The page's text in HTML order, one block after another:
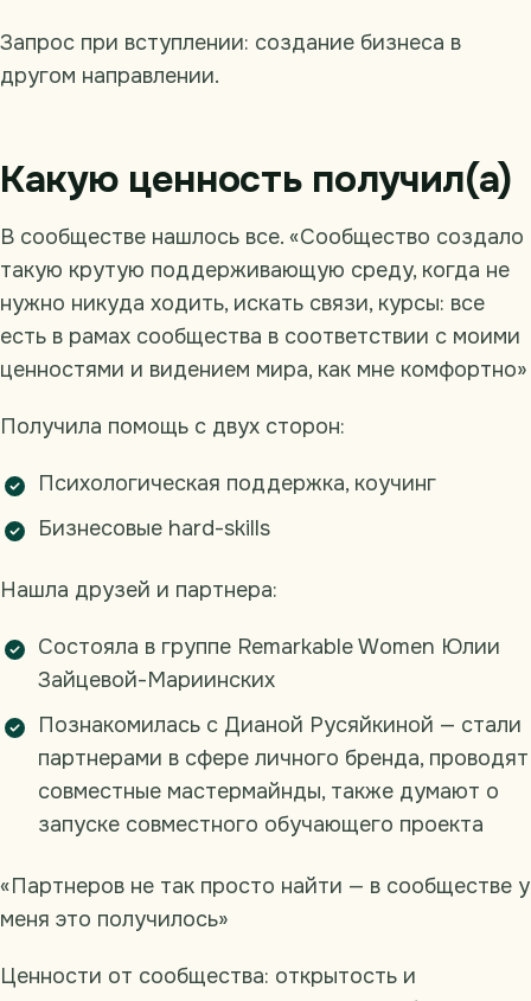
Запрос при вступлении: создание бизнеса в
другом направлении.
Какую ценность получил(а)
В сообществе нашлось все. «Сообщество создало
такую крутую поддерживающую среду, когда не
нужно никуда ходить, искать связи, курсы: все
есть в рамах сообщества в соответствии с моими
ценностями и видением мира, как мне комфортно»
Получила помощь с двух сторон:
Психологическая поддержка, коучинг
Бизнесовые hard-skills
Нашла друзей и партнера:
Состояла в группе Remarkable Women Юлии
Зайцевой-Мариинских
Познакомилась с Дианой Русяйкиной — стали
партнерами в сфере личного бренда, проводят
совместные мастермайнды, также думают о
запуске совместного обучающего проекта
«Партнеров не так просто найти — в сообществе у
меня это получилось»
Ценности от сообщества: открытость и